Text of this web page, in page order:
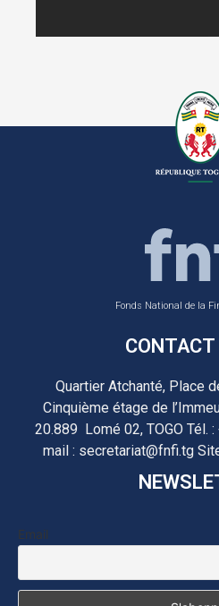
Fonds National de la
CONTACT
Quartier Atchanté, Place
Cinquième étage de
20.889 Lomé 02, TOGO Tél.
mail : secretariat@fnfi.tg
Email